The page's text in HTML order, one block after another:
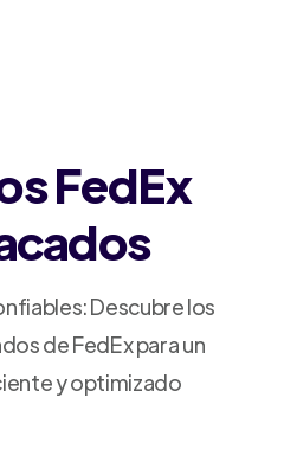
FedEx
Descubre los
de FedEx para un
y optimizado